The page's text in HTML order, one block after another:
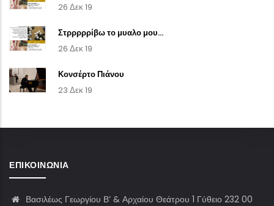
26 Δεκ 19
Στρρρρρίβω το μυαλο μου...
26 Δεκ 19
Κονσέρτο Πιάνου
23 Δεκ 19
ΕΠΙΚΟΙΝΩΝΊΑ
Βασιλέως Γεωργίου Β’ & Αρχαίου Θεάτρου 1 Γύθειο 232 00